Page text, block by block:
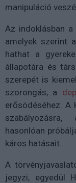
manipuláció
Az indoklásban
amelyek szerint
hathat a
állapotára és
szerepét is
szorongás, a
erősödéséhez. A
hasonlóan
káros hatásait.
A
jegyzi, egyedül